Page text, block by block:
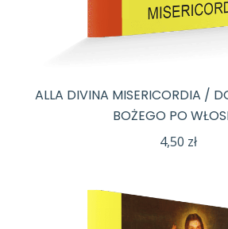
ALLA DIVINA MISERICORDIA /
BOŻEGO PO
4,50 zł